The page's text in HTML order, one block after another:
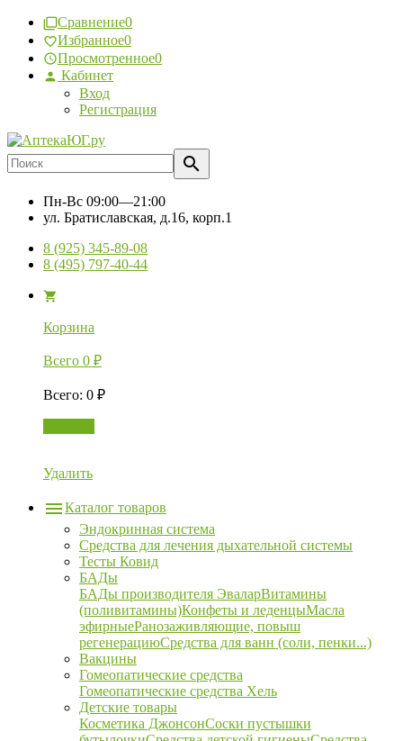
Сравнение0
Избранное0
Просмотренное0
Кабинет
Вход
Регистрация
Пн-Вс 09:00—21:00
ул. Братиславская, д.16, корп.1
8 (925) 345-89-08
8 (495) 797-40-44
Корзина
Всего 0 ₽
Всего: 0 ₽
Удалить
Каталог товаров
Эндокринная система
Средства для лечения дыхательной системы
Тесты Ковид
БАДы
БАДы производителя ЭваларВитамины
(поливитамины)Конфеты и леденцыМасла
эфирныеРанозаживляющие, повыш
регенерациюСредства для ванн (соли, пенки...)
Вакцины
Гомеопатические средства
Гомеопатические средства Хель
Детские товары
Косметика ДжонсонСоски пустышки